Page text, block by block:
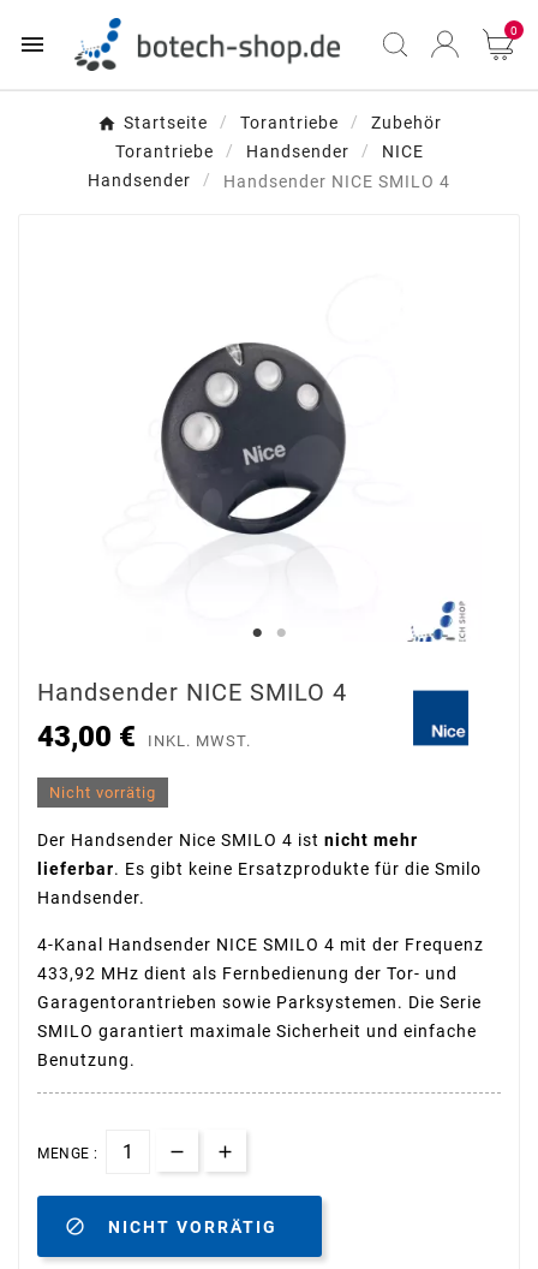
 0
Startseite Torantriebe
Zubehör
Torantriebe
Handsender
NICE
Handsender
Handsender NICE SMILO 4
Handsender NICE SMILO 4
43,00 € INKL. MWST.
Nicht vorrätig
Der Handsender Nice SMILO 4 ist nicht mehr
lieferbar. Es gibt keine Ersatzprodukte für die Smilo
Handsender.
4-Kanal Handsender NICE SMILO 4 mit der Frequenz
433,92 MHz dient als Fernbedienung der Tor- und
Garagentorantrieben sowie Parksystemen. Die Serie
SMILO garantiert maximale Sicherheit und einfache
Benutzung.
MENGE :
 NICHT VORRÄTIG